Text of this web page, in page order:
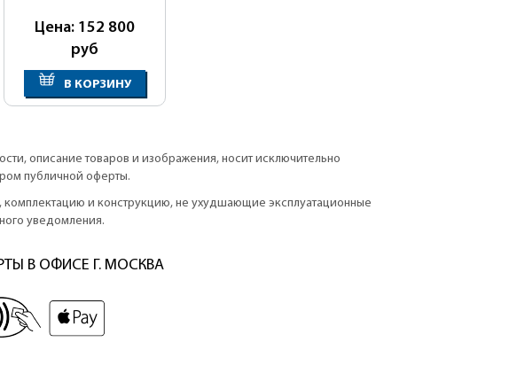
Цена: 152 800
руб
В КОРЗИНУ
описание товаров и изображения, носит исключительно
публичной оферты.
комплектацию и конструкцию, не ухудшающие эксплуатационные
уведомления.
В ОФИСЕ Г. МОСКВА